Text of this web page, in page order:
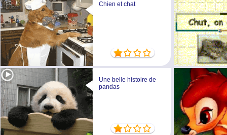
Chien et chat
Une belle histoire de
pandas